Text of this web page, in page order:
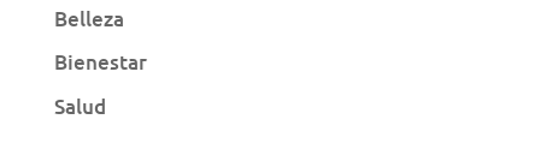
Belleza
Bienestar
Salud